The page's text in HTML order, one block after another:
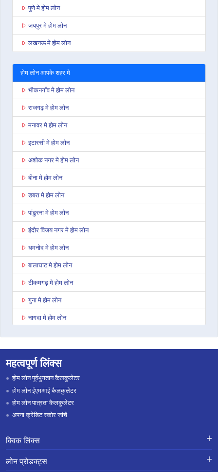
पुणे मे होम लोन
जयपुर मे होम लोन
लखनऊ मे होम लोन
होम लोन आपके शहर मे
भीकनगाँव मे होम लोन
राजगढ़ मे होम लोन
मनावर मे होम लोन
इटारसी मे होम लोन
अशोक नगर मे होम लोन
बीना मे होम लोन
डबरा मे होम लोन
पांढुरना मे होम लोन
इंदौर विजय नगर मे होम लोन
धमनोद मे होम लोन
बालाघाट मे होम लोन
टीकमगढ़ मे होम लोन
गुना मे होम लोन
नागदा मे होम लोन
शाहडोल मे होम लोन
छत्तरपुरी मे होम लोन
मनसा मे होम लोन
बुरहानपुर मे होम लोन
पिपरिया मे होम लोन
महत्वपूर्ण लिंक्स
होम लोन पूर्वभुगतान कैलकुलेटर
होम लोन ईएमआई कैलकुलेटर
होम लोन पात्रता कैलकुलेटर
अपना क्रेडिट स्कोर जांचें
क्विक लिंक्स
लोन के लिए एप्लाई करें
लोन प्रोडक्ट्स
लोन प्रोडक्ट्स